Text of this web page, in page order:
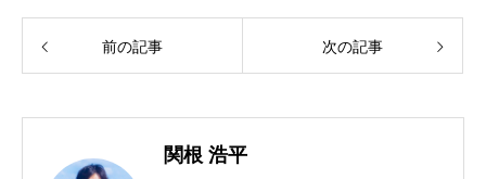
前の記事 次の記事
関根 浩平